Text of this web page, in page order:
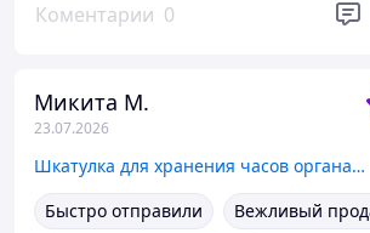
Коментарии 0
Микита М.
23.07.2026
Шкатулка для хранения часов органайзер на 10 отделений деревянная с прозрачным окном,футляр органайзер для наручных часов
Быстро отправили
Вежливый